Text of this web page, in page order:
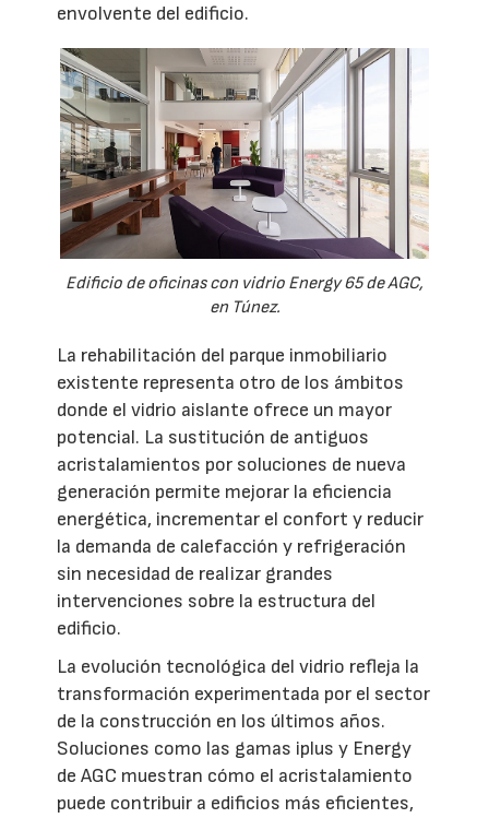
envolvente del edificio.
Edificio de oficinas con vidrio Energy 65 de AGC,
en Túnez.
La rehabilitación del parque inmobiliario
existente representa otro de los ámbitos
donde el vidrio aislante ofrece un mayor
potencial. La sustitución de antiguos
acristalamientos por soluciones de nueva
generación permite mejorar la eficiencia
energética, incrementar el confort y reducir
la demanda de calefacción y refrigeración
sin necesidad de realizar grandes
intervenciones sobre la estructura del
edificio.
La evolución tecnológica del vidrio refleja la
transformación experimentada por el sector
de la construcción en los últimos años.
Soluciones como las gamas iplus y Energy
de AGC muestran cómo el acristalamiento
puede contribuir a edificios más eficientes,